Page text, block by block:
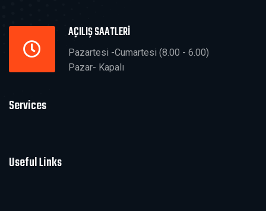
AÇILIŞ SAATLERİ
Pazartesi -Cumartesi (8.00 - 6.00)
Pazar- Kapalı
Services
Useful Links